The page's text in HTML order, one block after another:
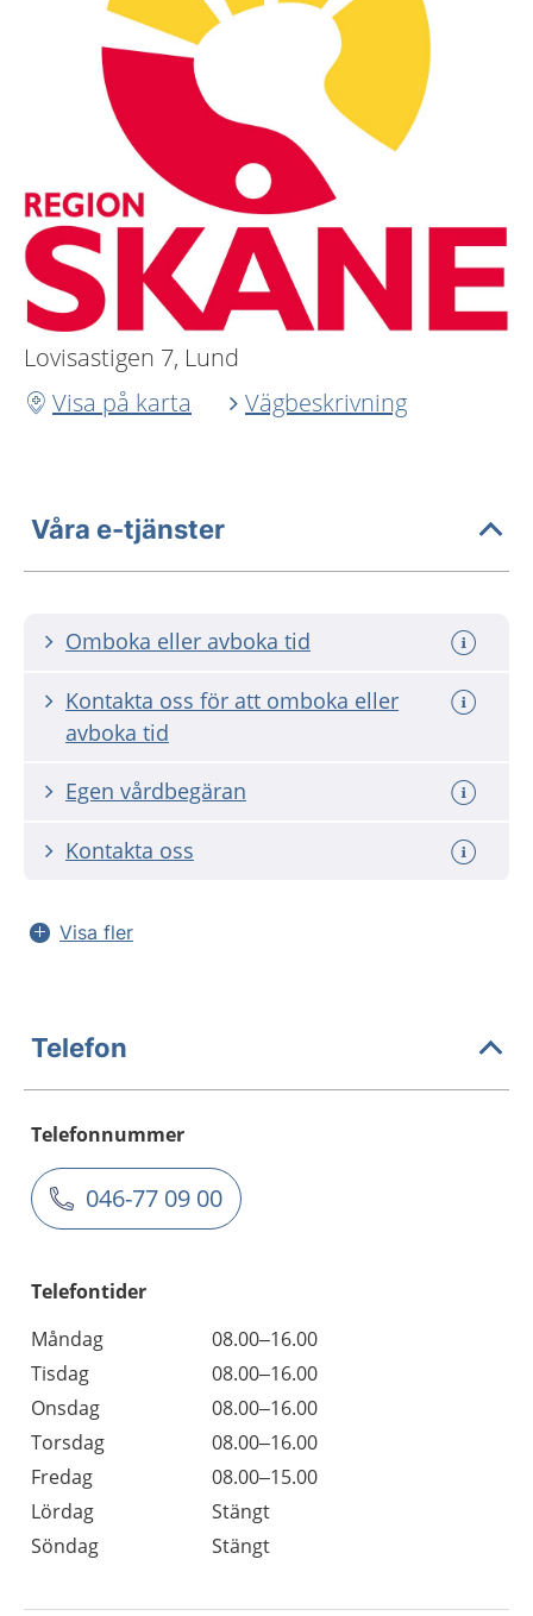
Lovisastigen 7, Lund
Visa på karta
Vägbeskrivning
Våra e-tjänster
Omboka eller avboka tid
Kontakta oss för att omboka eller
avboka tid
Egen vårdbegäran
Kontakta oss
Visa fler
Telefon
Telefonnummer
046-77 09 00
Telefontider
Måndag
08.00–16.00
Tisdag
08.00–16.00
Onsdag
08.00–16.00
Torsdag
08.00–16.00
Fredag
08.00–15.00
Lördag
Stängt
Söndag
Stängt